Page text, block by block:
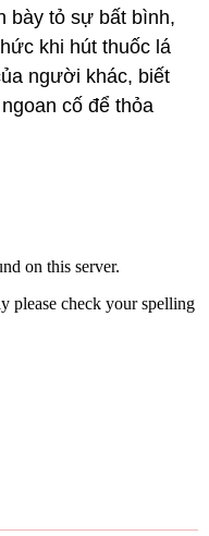
bày tỏ sự bất bình,
khi hút thuốc lá
người khác, biết
cố để thỏa